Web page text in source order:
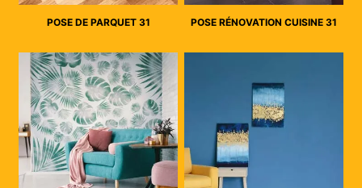
POSE DE PARQUET 31 POSE RÉNOVATION CUISINE 31